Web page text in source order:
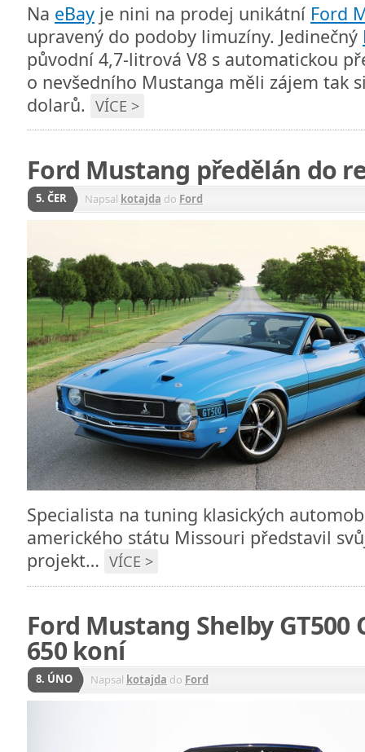
Na eBay je nini na prodej unikátní Ford
upravený do podoby limuzíny. Jedinečný
původní 4,7-litrová V8 s automatickou
o nevšedního Mustanga měli zájem tak
dolarů. VÍCE >
Ford Mustang předělán do
5. ČER Napsal kotajda do Ford
Specialista na tuning klasických
amerického státu Missouri představil
projekt… VÍCE >
Ford Mustang Shelby
650 koní
8. ÚNO Napsal kotajda do Ford